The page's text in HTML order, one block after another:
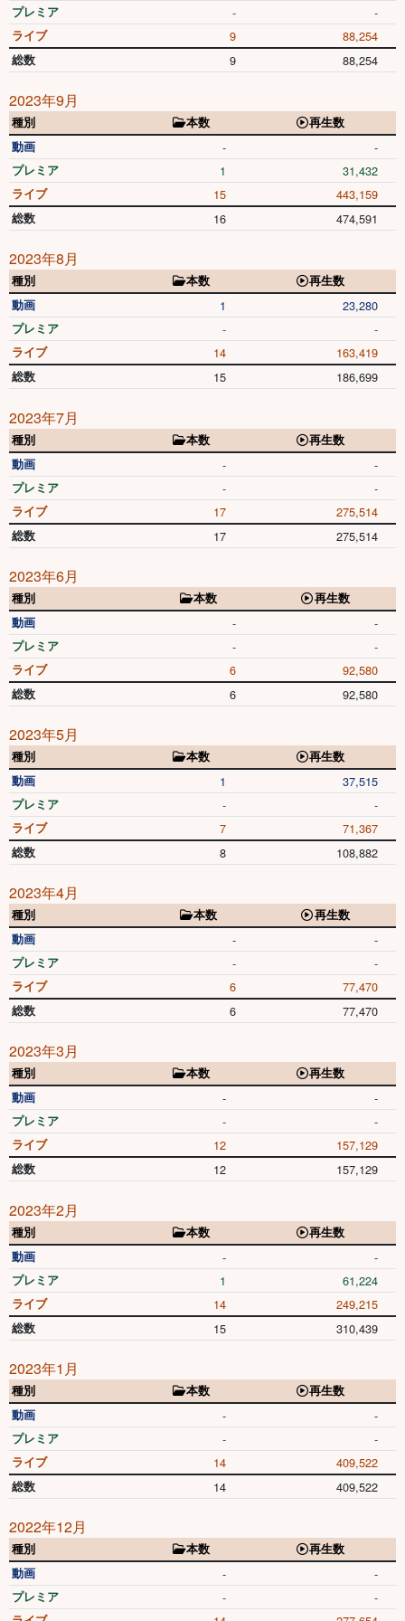
プレミア - -
ライブ 9 88,254
総数 9 88,254
2023年9月
種別 本数
再生数
動画
- -
プレミア 1 31,432
ライブ 15 443,159
総数 16 474,591
2023年8月
種別 本数
再生数
動画
1 23,280
プレミア - -
ライブ 14 163,419
総数 15 186,699
2023年7月
種別 本数
再生数
動画
- -
プレミア - -
ライブ 17 275,514
総数 17 275,514
2023年6月
種別 本数
再生数
動画
- -
プレミア - -
ライブ 6 92,580
総数 6 92,580
2023年5月
種別 本数
再生数
動画
1 37,515
プレミア - -
ライブ 7 71,367
総数 8 108,882
2023年4月
種別 本数
再生数
動画
- -
プレミア - -
ライブ 6 77,470
総数 6 77,470
2023年3月
種別 本数
再生数
動画
- -
プレミア - -
ライブ 12 157,129
総数 12 157,129
2023年2月
種別 本数
再生数
動画
- -
プレミア 1 61,224
ライブ 14 249,215
総数 15 310,439
2023年1月
種別 本数
再生数
動画
- -
プレミア - -
ライブ 14 409,522
総数 14 409,522
2022年12月
種別 本数
再生数
動画
- -
プレミア - -